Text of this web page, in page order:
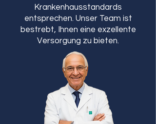
Krankenhausstandards
entsprechen. Unser Team ist
bestrebt, Ihnen eine exzellente
Versorgung zu bieten.